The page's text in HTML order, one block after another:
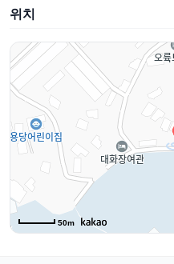
위치
50m